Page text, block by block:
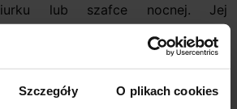
Szczegóły O plikach cookies
lub szafce nocnej. Jej
wykonana z metalu w kolorze
oraz szkła w subtelnym,
Całość uzupełnia elegancki
kolorze beżowym, który delikatnie